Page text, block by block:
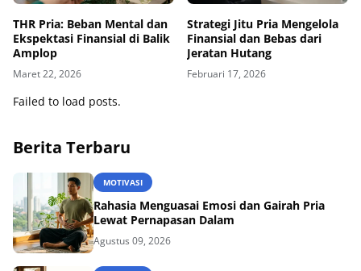
THR Pria: Beban Mental dan
Ekspektasi Finansial di Balik
Amplop
Maret 22, 2026
Strategi Jitu Pria Mengelola
Finansial dan Bebas dari
Jeratan Hutang
Februari 17, 2026
Failed to load posts.
Berita Terbaru
MOTIVASI
Rahasia Menguasai Emosi dan Gairah Pria
Lewat Pernapasan Dalam
Agustus 09, 2026